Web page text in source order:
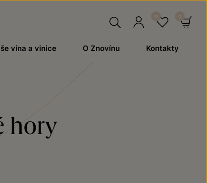
vína a vinice O Znovínu Kontakty
hory